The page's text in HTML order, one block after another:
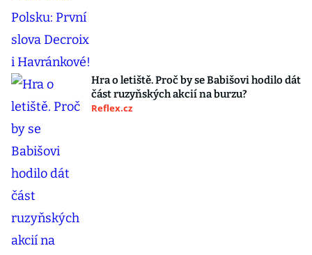
Hra o letiště. Proč by se Babišovi hodilo dát
část ruzyňských akcií na burzu?
Reflex.cz